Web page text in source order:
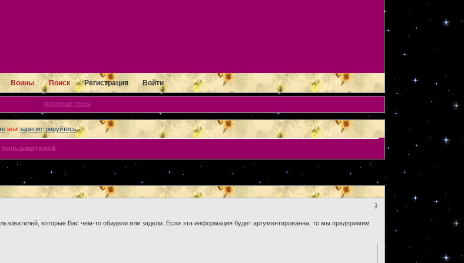
Воины Поиск Регистрация Войти
Активные темы
или зарегистрируйтесь.
1
которые Вас чем-то обидели или задели. Если эта информация будет аргументированна, то мы предпримим